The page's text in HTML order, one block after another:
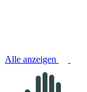
Alle anzeigen